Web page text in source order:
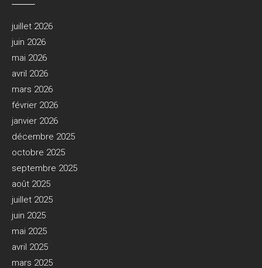
juillet 2026
juin 2026
mai 2026
avril 2026
mars 2026
février 2026
janvier 2026
décembre 2025
octobre 2025
septembre 2025
août 2025
juillet 2025
juin 2025
mai 2025
avril 2025
mars 2025